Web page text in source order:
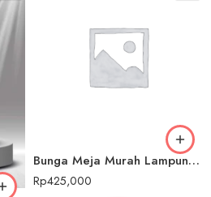
Bunga Meja Murah Lampung Tengah
Rp425,000